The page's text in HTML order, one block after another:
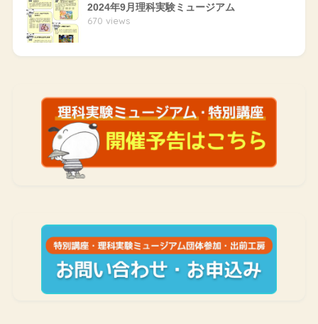
2024年9月理科実験ミュージアム
670 views